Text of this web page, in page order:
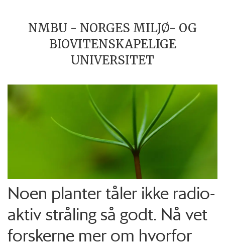
NMBU - NORGES MILJØ- OG
BIOVITENSKAPELIGE
UNIVERSITET
Noen planter tåler ikke radio­
aktiv stråling så godt. Nå vet
forskerne mer om hvorfor